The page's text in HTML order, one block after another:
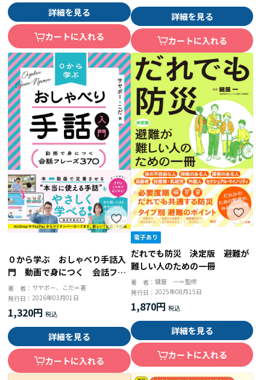
詳細を見る
カートに入れる
詳細を見る
カートに入れる
０から学ぶ おしゃべり手話入
門 動画で身につく 会話フレ
ーズ３７０
著 者： サヤボー、こだ＝著
発行日：2026年03月01日
1,320円
詳細を見る
カートに入れる
だれでも防災 決定版 避難が
難しい人のための一冊
著 者： 鍵屋 一＝監修
発行日： 2025年08月15日
1,870円
詳細を見る
カートに入れる